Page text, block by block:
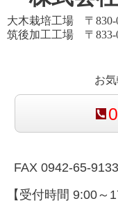
大木栽培工場 〒830-
筑後加工工場 〒833-
お
FAX 0942-65-9133
【受付時間 9:00～